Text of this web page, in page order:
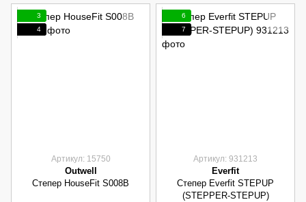
3
4
Артикул: 15750
Outwell
Степер HouseFit S008B
6
7
Артикул: 931213
Everfit
Степер Everfit STEPUP
(STEPPER-STEPUP)